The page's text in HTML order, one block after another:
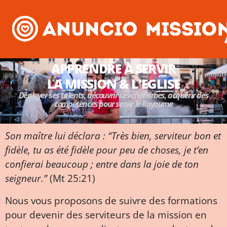
APPRENDRE À SERVIR
LA MISSION & L'EGLISE
Déployer ses talents, découvrir ses charismes, acquérir des
compétences pour servir le Royaume
Son maître lui déclara : “Très bien, serviteur bon et
fidèle, tu as été fidèle pour peu de choses, je t’en
confierai beaucoup ; entre dans la joie de ton
seigneur.”(Mt 25:21)
Nous vous proposons de suivre des formations
pour devenir des serviteurs de la mission en